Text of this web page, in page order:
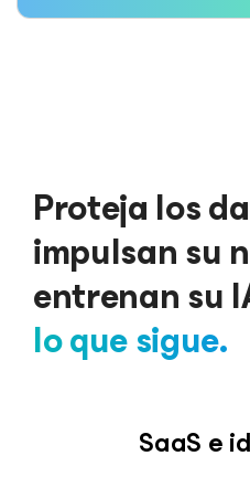
Proteja los
impulsan su
entrenan su
lo que sigue.
SaaS e